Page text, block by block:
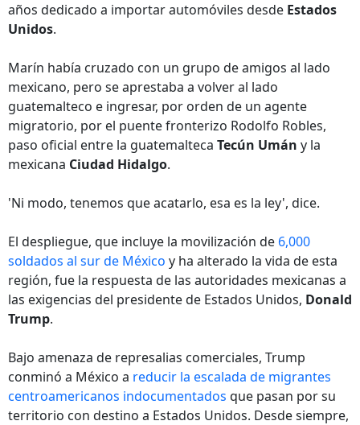
años dedicado a importar automóviles desde Estados
Unidos.
Marín había cruzado con un grupo de amigos al lado
mexicano, pero se aprestaba a volver al lado
guatemalteco e ingresar, por orden de un agente
migratorio, por el puente fronterizo Rodolfo Robles,
paso oficial entre la guatemalteca Tecún Umán y la
mexicana Ciudad Hidalgo.
'Ni modo, tenemos que acatarlo, esa es la ley', dice.
El despliegue, que incluye la movilización de 6,000
soldados al sur de México y ha alterado la vida de esta
región, fue la respuesta de las autoridades mexicanas a
las exigencias del presidente de Estados Unidos, Donald
Trump.
Bajo amenaza de represalias comerciales, Trump
conminó a México a reducir la escalada de migrantes
centroamericanos indocumentados que pasan por su
territorio con destino a Estados Unidos. Desde siempre,